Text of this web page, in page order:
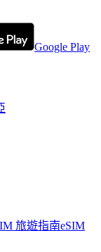
Google Play
旅遊指南eSIM